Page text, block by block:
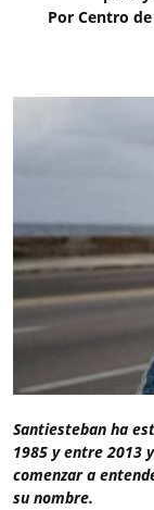
Por Centro
Santiesteban ha
1985 y entre 2013
comenzar a
su nombre.